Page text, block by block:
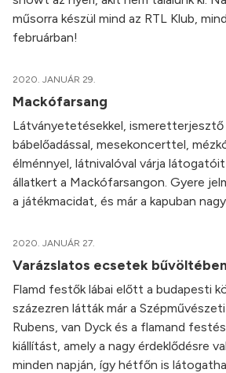
műsorra készül mind az RTL Klub,
februárban!
2020. JANUÁR 29.
Mackófarsang
Látványetetésekkel, ismeretterjesztő
bábelőadással, mesekoncerttel,
élménnyel, látnivalóval várja
állatkert a Mackófarsangon. Gyere
a játékmacidat, és már a kapuban
2020. JANUÁR 27.
Varázslatos ecsetek bűvöltében
Flamd festők lábai előtt a budapesti
százezren látták már a
Rubens, van Dyck és a flamand
kiállítást, amely a nagy érdeklődésre
minden napján, így hétfőn is